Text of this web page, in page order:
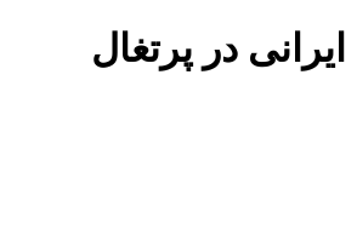
ایرانی در پرتغال